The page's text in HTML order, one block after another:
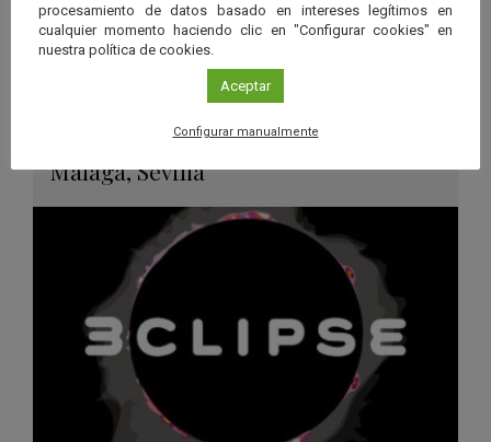
Próximos eventos Ver más
26 JUN 2026 - 26 ENE 2028
Planetario/Gérgal
Málaga,Sevilla
en
procesamiento de datos basado en intereses legítimos en
cualquier momento haciendo clic en "Configurar cookies" en
nuestra política de cookies.
Aceptar
Configurar manualmente